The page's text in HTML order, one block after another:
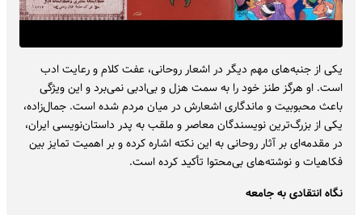
یکی از جنبه‌های مهم دیگر در اشعار روحانی، عفت کلام و رعایت ادب
است. او هرگز طنز خود را به سمت هزل و بی‌ادبی نمی‌برد و این ویژگی
باعث محبوبیت و ماندگاری اشعارش در میان مردم شده است. جمال‌زاده،
یکی از بزرگ‌ترین نویسندگان معاصر و ملقب به پدر داستان‌نویسی ایران،
در مقدمه‌ای بر آثار روحانی به این نکته اشاره کرده و بر اهمیت تمایز بین
فکاهیات و نوشته‌های بی‌محتوا تأکید کرده است.
نگاه انتقادی به جامعه